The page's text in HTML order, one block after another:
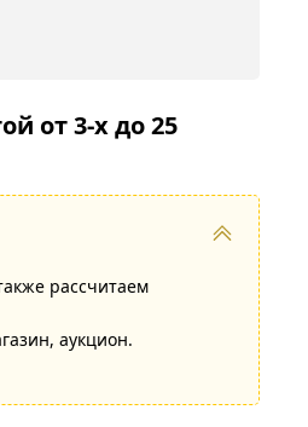
от 3-х до 25
рассчитаем
аукцион.